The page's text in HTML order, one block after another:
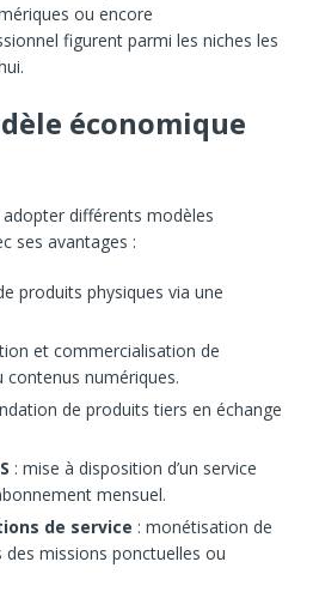
ou encore
figurent parmi les niches les
économique
différents modèles
ses avantages :
produits physiques via une
et commercialisation de
numériques.
de produits tiers en échange
: mise à disposition d’un service
mensuel.
de service : monétisation de
missions ponctuelles ou